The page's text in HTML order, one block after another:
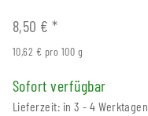
8,50 €*
10,62 € pro 100 g
Sofort verfügbar
Lieferzeit: in 3 - 4 Werktagen